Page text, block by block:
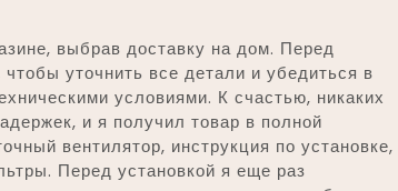
выбрав доставку на дом. Перед
уточнить все детали и убедиться в
условиями. К счастью, никаких
и я получил товар в полной
вентилятор, инструкция по установке,
Перед установкой я еще раз